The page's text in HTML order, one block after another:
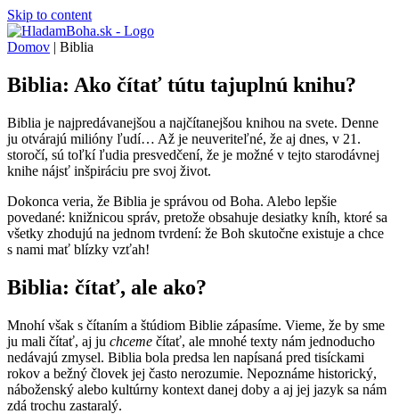
Skip to content
Domov | Biblia
Biblia: Ako čítať tútu tajuplnú knihu?
Biblia je najpredávanejšou a najčítanejšou knihou na svete. Denne
ju otvárajú milióny ľudí… Až je neuveriteľné, že aj dnes, v 21.
storočí, sú toľkí ľudia presvedčení, že je možné v tejto starodávnej
knihe nájsť inšpiráciu pre svoj život.
Dokonca veria, že Biblia je správou od Boha. Alebo lepšie
povedané: knižnicou správ, pretože obsahuje desiatky kníh, ktoré sa
všetky zhodujú na jednom tvrdení: že Boh skutočne existuje a chce
s nami mať blízky vzťah!
Biblia: čítať, ale ako?
Mnohí však s čítaním a štúdiom Biblie zápasíme. Vieme, že by sme
ju mali čítať, aj ju chceme čítať, ale mnohé texty nám jednoducho
nedávajú zmysel. Biblia bola predsa len napísaná pred tisíckami
rokov a bežný človek jej často nerozumie. Nepoznáme historický,
náboženský alebo kultúrny kontext danej doby a aj jej jazyk sa nám
zdá trochu zastaralý.